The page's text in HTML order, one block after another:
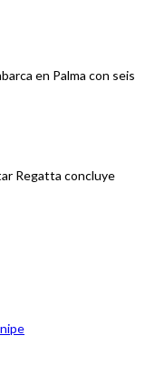
en Palma con seis
Regatta concluye